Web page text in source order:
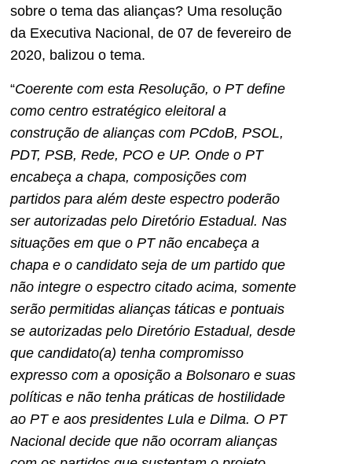
sobre o tema das alianças? Uma resolução
da Executiva Nacional, de 07 de fevereiro de
2020, balizou o tema.
“Coerente com esta Resolução, o PT define
como centro estratégico eleitoral a
construção de alianças com PCdoB, PSOL,
PDT, PSB, Rede, PCO e UP. Onde o PT
encabeça a chapa, composições com
partidos para além deste espectro poderão
ser autorizadas pelo Diretório Estadual. Nas
situações em que o PT não encabeça a
chapa e o candidato seja de um partido que
não integre o espectro citado acima, somente
serão permitidas alianças táticas e pontuais
se autorizadas pelo Diretório Estadual, desde
que candidato(a) tenha compromisso
expresso com a oposição a Bolsonaro e suas
políticas e não tenha práticas de hostilidade
ao PT e aos presidentes Lula e Dilma. O PT
Nacional decide que não ocorram alianças